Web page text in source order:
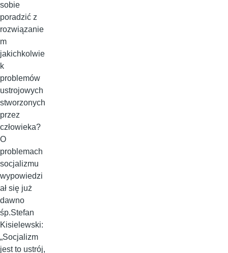
sobie
poradzić z
rozwiązanie
m
jakichkolwie
k
problemów
ustrojowych
stworzonych
przez
człowieka?
O
problemach
socjalizmu
wypowiedzi
ał się już
dawno
śp.Stefan
Kisielewski:
„Socjalizm
jest to ustrój,